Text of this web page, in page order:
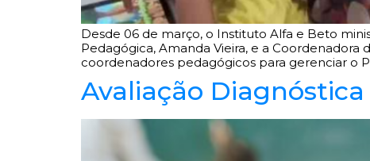
Desde 06 de março, o Instituto Alfa e Beto
Pedagógica, Amanda Vieira, e a
coordenadores pedagógicos para gerenciar o
Avaliação